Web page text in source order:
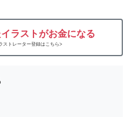
ラストがお金になる
ストレーター登録はこちら>